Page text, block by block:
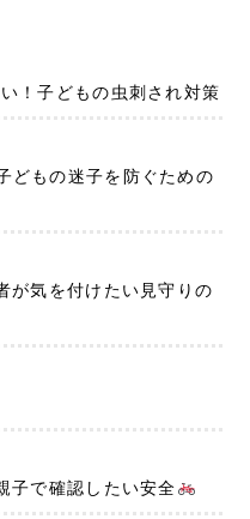
！子どもの虫刺され対策
どもの迷子を防ぐための
が気を付けたい見守りの
子で確認したい安全